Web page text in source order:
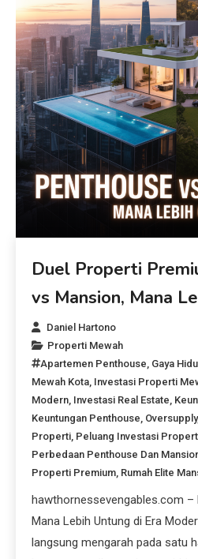
Duel Properti
vs Mansion, Mana
Daniel Hartono
Properti Mewah
Apartemen Penthouse Gaya
Mewah Kota Investasi Properti
Modern Investasi Real Estate
Keuntungan Penthouse Oversupply,
Properti Peluang Investasi
Perbedaan Penthouse Dan
Properti Premium Rumah Elite
hawthornessevengables.com –
Mana Lebih Untung di Era
langsung mengarah pada satu